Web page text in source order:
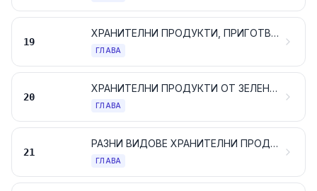
19
ХРАНИТЕЛНИ ПРОДУКТИ, ПРИГОТВЕНИ НА БАЗАТА НА ЖИТНИ РАСТЕНИЯ, БРАШНА, СКОРБЯЛА, НИШЕСТЕ ИЛИ МЛЯКО; ТЕСТЕНИ СЛАДКАРСКИ ИЗДЕЛИЯ
ГЛАВА
20
ХРАНИТЕЛНИ ПРОДУКТИ ОТ ЗЕЛЕНЧУЦИ, ПЛОДОВЕ ИЛИ ДРУГИ ЧАСТИ ОТ РАСТЕНИЯ
ГЛАВА
21
РАЗНИ ВИДОВЕ ХРАНИТЕЛНИ ПРОДУКТИ
ГЛАВА